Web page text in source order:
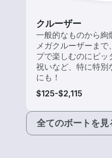
クルーザー
一般的なものから絢
メガクルーザーまで
プで楽しむのにピッ
祝いなど、特に特別
にも！
$125-$2,115
全てのボートを見